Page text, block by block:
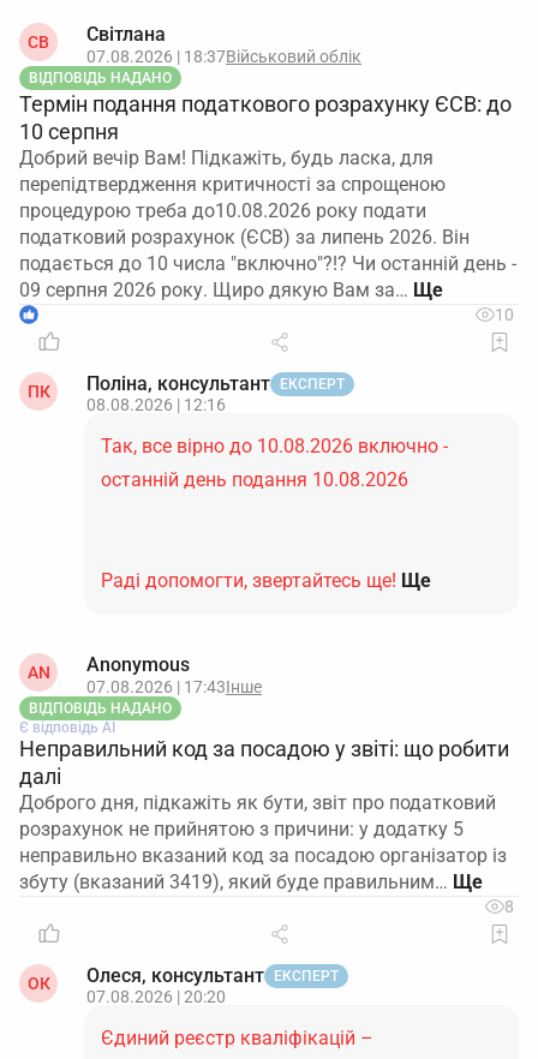
СВ Світлана
07.08.2026 | 18:37Військовий облік
ВІДПОВІДЬ НАДАНО
Термін подання податкового розрахунку ЄСВ: до
10 серпня
Добрий вечір Вам! Підкажіть, будь ласка, для
перепідтвердження критичності за спрощеною
процедурою треба до10.08.2026 року подати
податковий розрахунок (ЄСВ) за липень 2026. Він
подається до 10 числа "включно"?!? Чи останній день -
09 серпня 2026 року. Щиро дякую Вам за…
1 10
ПК Поліна, консультант ЕКСПЕРТ
08.08.2026 | 12:16
Так, все вірно до 10.08.2026 включно -
останній день подання 10.08.2026
Раді допомогти, звертайтесь ще! Ще
AN Anonymous
07.08.2026 | 17:43Інше
ВІДПОВІДЬ НАДАНО
Є відповідь АІ
Неправильний код за посадою у звіті: що робити
далі
Доброго дня, підкажіть як бути, звіт про податковий
розрахунок не прийнятою з причини: у додатку 5
неправильно вказаний код за посадою організатор із
збуту (вказаний 3419), який буде правильним…
8
ОК Олеся, консультант ЕКСПЕРТ
07.08.2026 | 20:20
Єдиний реєстр кваліфікацій –